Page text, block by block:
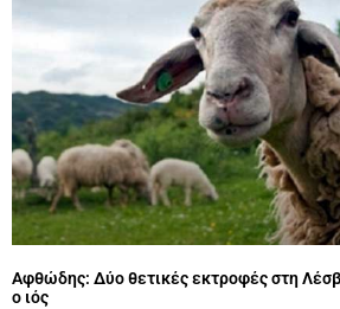
Αφθώδης: Δύο θετικές εκτροφές στη
ο ιός